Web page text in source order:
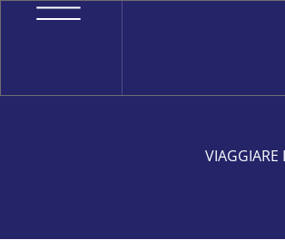
VIAGGIARE